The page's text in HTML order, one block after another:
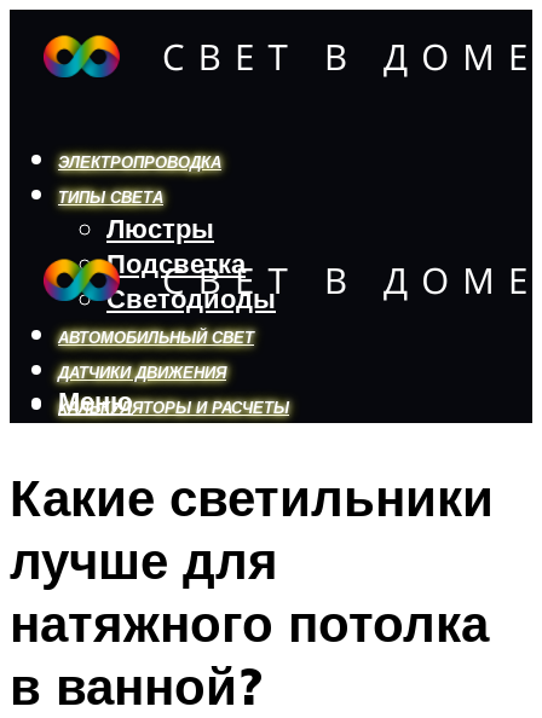
ЭЛЕКТРОПРОВОДКА
ТИПЫ СВЕТА
Люстры
Подсветка
Светодиоды
АВТОМОБИЛЬНЫЙ СВЕТ
ДАТЧИКИ ДВИЖЕНИЯ
КАЛЬКУЛЯТОРЫ И РАСЧЕТЫ
Меню
Меню
Какие светильники
лучше для
натяжного потолка
в ванной?